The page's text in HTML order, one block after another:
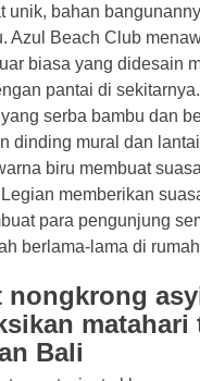
unik, bahan
Azul Beach Club
biasa yang didesain
pantai di
serba bambu dan
dinding mural dan
biru membuat
memberikan
para pengunjung
berlama-lama di
nongkrong
matahari
Bali